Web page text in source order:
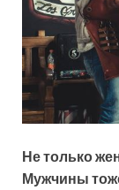
Не только
Мужчины